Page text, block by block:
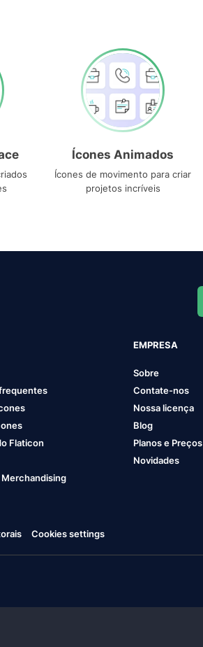
Ícones Animados
Ícones de movimento para criar
projetos incríveis
Flaticon
EMPRESA
Sobre
Contate-nos
Nossa licença
Blog
Planos e Preços
Novidades
Cookies settings